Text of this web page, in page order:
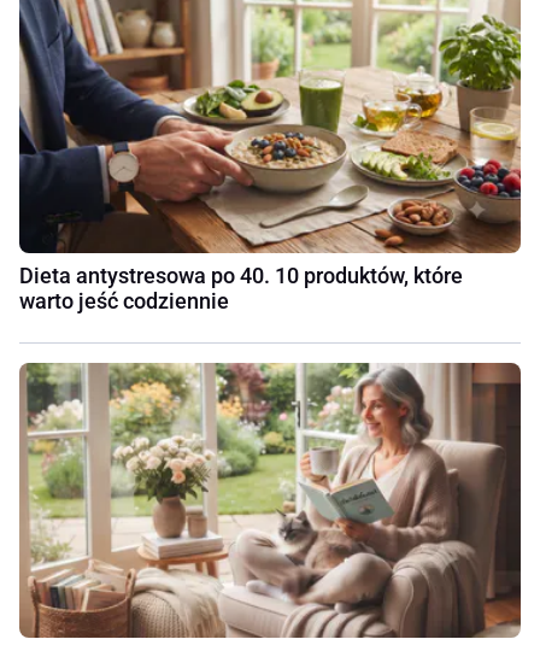
Dieta antystresowa po 40. 10 produktów, które
warto jeść codziennie